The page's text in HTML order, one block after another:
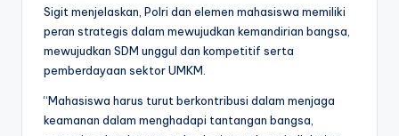
Sigit menjelaskan, Polri dan elemen mahasiswa memiliki
peran strategis dalam mewujudkan kemandirian bangsa,
mewujudkan SDM unggul dan kompetitif serta
pemberdayaan sektor UMKM.
“Mahasiswa harus turut berkontribusi dalam menjaga
keamanan dalam menghadapi tantangan bangsa,